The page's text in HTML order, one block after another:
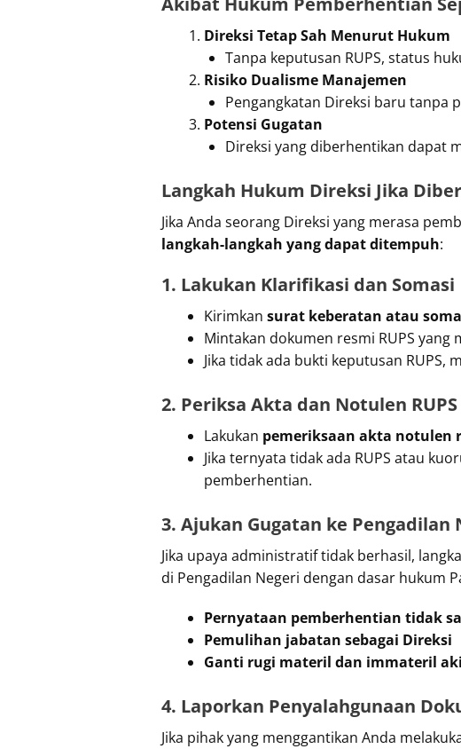
Direksi Tetap Sah Menurut Hukum
Tanpa keputusan RUPS, status
Risiko Dualisme Manajemen
Pengangkatan Direksi baru tanpa
Potensi Gugatan
Direksi yang diberhentikan dapat
Langkah Hukum Direksi Jika
Jika Anda seorang Direksi yang merasa
langkah-langkah yang dapat ditempuh:
1. Lakukan Klarifikasi dan Somasi
Kirimkan surat keberatan atau
Mintakan dokumen resmi RUPS
Jika tidak ada bukti keputusan
2. Periksa Akta dan Notulen RUPS
Lakukan pemeriksaan akta notulen
Jika ternyata tidak ada RUPS atau
pemberhentian.
3. Ajukan Gugatan ke Pengadilan
Jika upaya administratif tidak berhasil,
di Pengadilan Negeri dengan dasar hukum
Pernyataan pemberhentian tidak
Pemulihan jabatan sebagai Direksi
Ganti rugi materil dan immateril
4. Laporkan Penyalahgunaan
Jika pihak yang menggantikan Anda